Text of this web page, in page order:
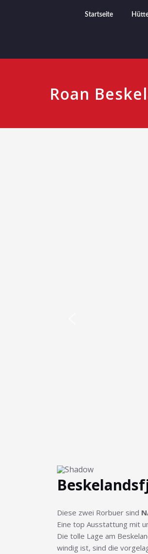
Startseite
Roan
Diese zwei Rorbuer sind
Eine top Ausstattung mit
Die tolle Lage am
windig ist, sind die